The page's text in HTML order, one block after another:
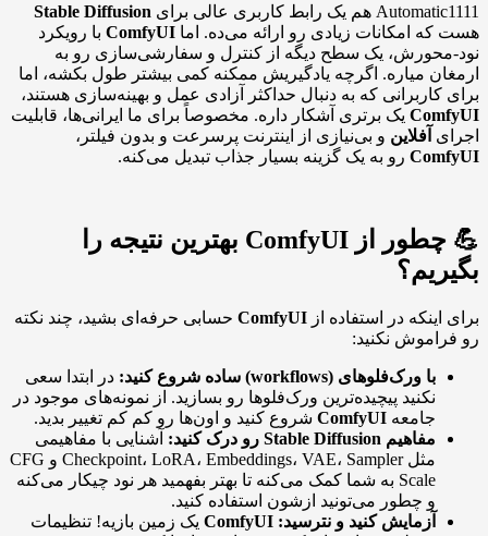
Automatic1111 هم یک رابط کاربری عالی برای
Stable Diffusion
هست که امکانات زیادی رو ارائه می‌ده. اما ComfyUI با رویکرد
نود-محورش، یک سطح دیگه از کنترل و سفارشی‌سازی رو به
ارمغان میاره. اگرچه یادگیریش ممکنه کمی بیشتر طول بکشه، اما
برای کاربرانی که به دنبال حداکثر آزادی عمل و بهینه‌سازی هستند،
ComfyUI یک برتری آشکار داره. مخصوصاً برای ما ایرانی‌ها، قابلیت
اجرای آفلاین و بی‌نیازی از اینترنت پرسرعت و بدون فیلتر،
ComfyUI رو به یک گزینه بسیار جذاب تبدیل می‌کنه.
💪 چطور از ComfyUI بهترین نتیجه را
بگیریم؟
برای اینکه در استفاده از ComfyUI حسابی حرفه‌ای بشید، چند نکته
رو فراموش نکنید:
با ورک‌فلوهای (workflows) ساده شروع کنید:
در ابتدا سعی
نکنید پیچیده‌ترین ورک‌فلوها رو بسازید. از نمونه‌های موجود در
جامعه ComfyUI شروع کنید و اون‌ها رو کم کم تغییر بدید.
مفاهیم Stable Diffusion رو درک کنید:
آشنایی با مفاهیمی
مثل Checkpoint، LoRA، Embeddings، VAE، Sampler و CFG
Scale به شما کمک می‌کنه تا بهتر بفهمید هر نود چیکار می‌کنه
و چطور می‌تونید ازشون استفاده کنید.
آزمایش کنید و نترسید: ComfyUI یک زمین بازیه! تنظیمات